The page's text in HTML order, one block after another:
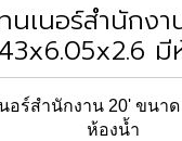
นเนอร์สำนักง
มี
อร์สำนักงาน 20' ขนาด
ห้องน้ำ